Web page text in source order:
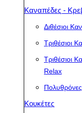
Καναπέδες -
Διθέσιοι
Τριθέσιοι
Τριθέσιοι
Relax
Κουκέτες